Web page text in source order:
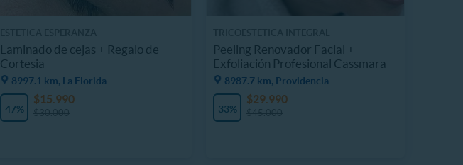
Laminado de cejas + Regalo de
Cortesia
8997.1 km, La Florida
47%
$15.990
Peeling Renovador Facial +
Exfoliación Profesional Cassmara
8987.7 km, Providencia
33%
$29.990